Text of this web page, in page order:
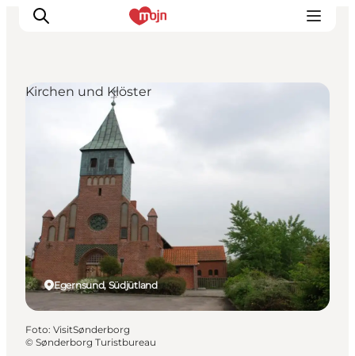
Erlebnisse
Städte und Regionen
Events
Übernachtung
Plane deine Reise
Booking
Egernsund, Südjütland
Kirchen und Klöster
Foto: VisitSønderborg
© Sønderborg Turistbureau